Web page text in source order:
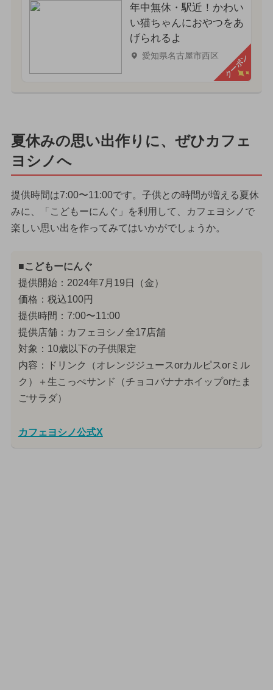
年中無休・駅近！かわい
い猫ちゃんにおやつをあ
げられるよ
愛知県名古屋市西区 クーポン
夏休みの思い出作りに、ぜひカフェ
ヨシノへ
提供時間は7:00〜11:00です。子供との時間が増える夏休
みに、「こどもーにんぐ」を利用して、カフェヨシノで
楽しい思い出を作ってみてはいかがでしょうか。
■こどもーにんぐ
提供開始：2024年7月19日（金）
価格：税込100円
提供時間：7:00〜11:00
提供店舗：カフェヨシノ全17店舗
対象：10歳以下の子供限定
内容：ドリンク（オレンジジュースorカルピスorミル
ク）＋生こっぺサンド（チョコバナナホイップorたま
ごサラダ）
カフェヨシノ公式X